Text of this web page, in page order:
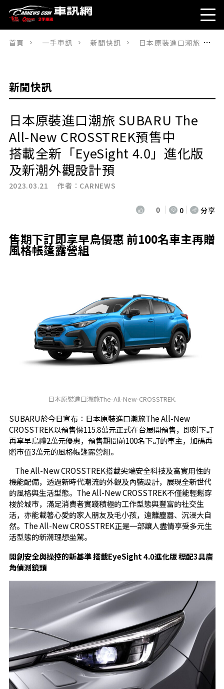
首頁 一手車訊 新聞快訊 日本原裝進口潮旅 SUBARU The All-New CROSSTREK預售中搭載全新「EyeSight 4.0」進化版及新潮外觀設計預
新聞快訊
日本原裝進口潮旅 SUBARU The
All-New CROSSTREK預售中
搭載全新「EyeSight 4.0」進化版
及新潮外觀設計預
2023.03.21 作者： CARNEWS
0 0 分享
售期下訂即享早鳥優惠 前100名車主再贈
風格帳篷露營組
日本原裝進口潮旅The-All-New-CROSSTREK.
SUBARU於今日宣布：日本原裝進口潮旅The All-New
CROSSTREK以預售價115.8萬元正式在台展開預售，即刻下訂
再享早鳥禮2萬元優惠，預售期間前100名下訂的車主，加碼再
贈市值3萬元的風格帳篷露營組。
The All-New CROSSTREK搭載尖端安全科技及高實用性的
機能配備，透過新時代潮流的外觀及內裝設計，展現全新世代
的風格與生活型態。The All-New CROSSTREK不僅能輕鬆穿
梭於城市，滿足消費者實踐積極的工作型態與豐富的社交生
活，亦能載著心愛的家人朋友及毛小孩，遠離塵囂、沉浸大自
然。The All-New CROSSTREK正是一部讓人盡情享受多元生
活型態的新潮理想坐駕。
開創安全與操控的新基準 搭載EyeSight 4.0進化版 標配3具廣
角偵測鏡頭